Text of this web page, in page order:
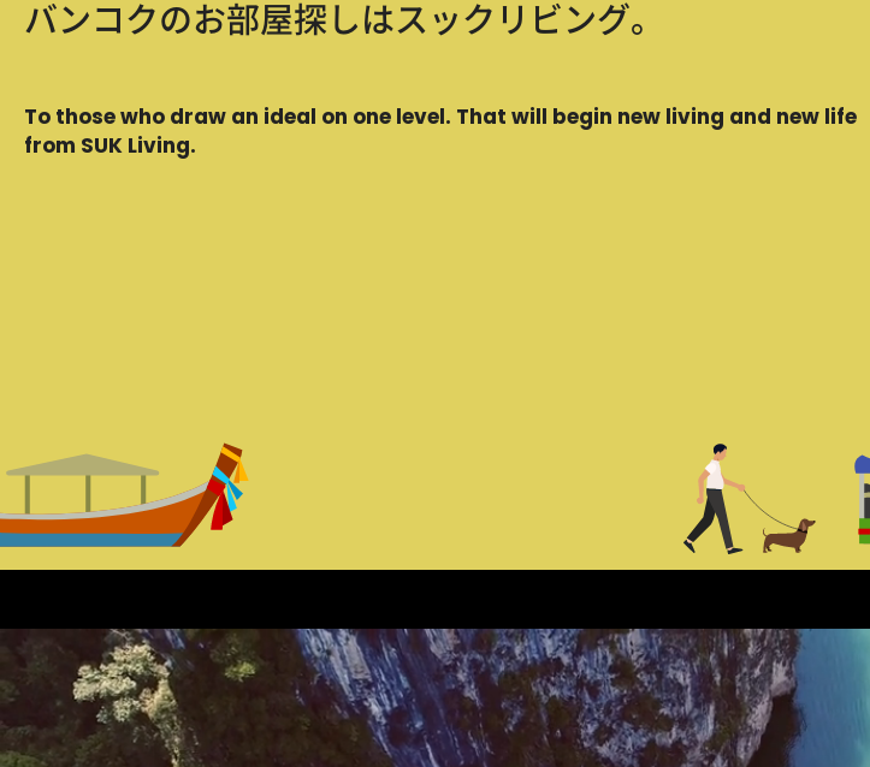
バンコクのお部屋探しはスックリビング。
To those who draw an ideal on one level. That will begin new living and new life
from SUK Living.